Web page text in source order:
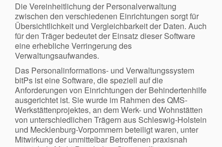
Die Vereinheitlichung der Personalverwaltung
zwischen den verschiedenen Einrichtungen sorgt für
Übersichtlichkeit und Vergleichbarkeit der Daten. Auch
für den Träger bedeutet der Einsatz dieser Software
eine erhebliche Verringerung des
Verwaltungsaufwandes.
Das Personalinformations- und Verwaltungssystem
bitPs ist eine Software, die speziell auf die
Anforderungen von Einrichtungen der Behindertenhilfe
ausgerichtet ist. Sie wurde im Rahmen des QMS-
Werkstättenprojektes, an dem Werk- und Wohnstätten
von unterschiedlichen Trägern aus Schleswig-Holstein
und Mecklenburg-Vorpommern beteiligt waren, unter
Mitwirkung der unmittelbar Betroffenen praxisnah